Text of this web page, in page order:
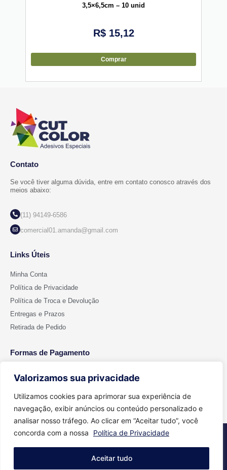
Valorizamos sua privacidade
Utilizamos cookies para aprimorar sua experiência de
navegação, exibir anúncios ou conteúdo personalizado e
analisar nosso tráfego. Ao clicar em “Aceitar tudo”, você
concorda com a nossa
Política de Privacidade
Aceitar tudo
3,5×6,5cm – 10 unid
R$15,12
Comprar
Contato
Se você tiver alguma dúvida, entre em contato conosco através dos
meios abaixo:
(11) 94149-6586
comercial01.amanda@gmail.com
Links Úteis
Minha Conta
Política de Privacidade
Política de Troca e Devolução
Entregas e Prazos
Retirada de Pedido
Formas de Pagamento
2026 © Todos os direitos reservados - Cut Color | CNPJ 15.699.612/0001-
Feito com Agência Aritimos